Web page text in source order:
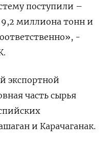
​поступили –
​миллиона тонн и
-
экспортной
часть сырья
и Карачаганак.